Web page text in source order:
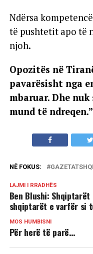
Ndërsa
të pushtetit apo të
njoh.
Opozitës në
pavarësisht nga
mbaruar. Dhe nuk
mund të ndreqen.”
NË FOKUS:
LAJMI I RRADHËS
Ben Blushi:
shqiptarët e varfër si
MOS HUMBISNI
Për herë të parë…